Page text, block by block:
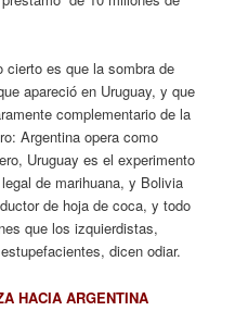
es que la sombra de
apareció en Uruguay, y que
complementario de la
Argentina opera como
Uruguay es el experimento
de marihuana, y Bolivia
de hoja de coca, y todo
que los izquierdistas,
dicen odiar.
HACIA ARGENTINA